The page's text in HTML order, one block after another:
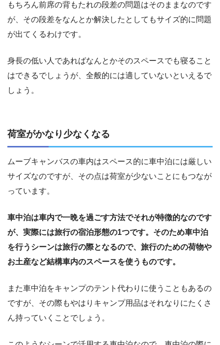
もちろん前席の背もたれの段差の問題はそのままなのです
が、その段差をなんとか解決したとしてもサイズ的に問題
が出てくるわけです。
身長の低い人であればなんとかそのスペースでも寝ること
はできるでしょうが、全般的には適していないといえるで
しょう。
荷室がかなり少なくなる
ムーブキャンバスの車内はスペース的に車中泊には厳しい
サイズなのですが、その点は荷室が少ないことにもつなが
っています。
車中泊は車内で一晩を過ごす方法でそれが特徴的なのです
が、実際には旅行の宿泊形態の1つです。そのため車中泊
を行うシーンは旅行の際となるので、旅行のための荷物や
お土産など結構車内のスペースを使うものです。
また車中泊をキャンプのテント代わりに使うこともあるの
ですが、その際もやはりキャンプ用品はそれなりにたくさ
ん持っていくことでしょう。